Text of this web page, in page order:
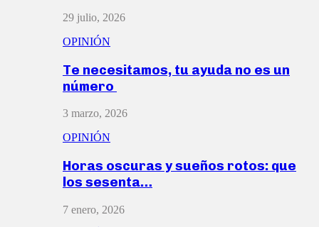
29 julio, 2026
OPINIÓN
Te necesitamos, tu ayuda no es un
número
3 marzo, 2026
OPINIÓN
Horas oscuras y sueños rotos: que
los sesenta…
7 enero, 2026